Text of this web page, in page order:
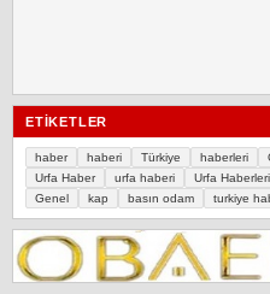
ETIKETLER
haber haberi Türkiye haberleri
Urfa Haber
urfa haberi Urfa Haberleri
Genel
kap basın odam turkiye